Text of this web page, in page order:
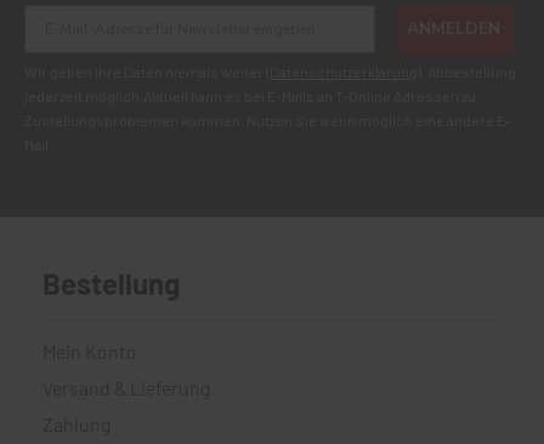
Bestellung
Versand & Lieferung
Zahlung